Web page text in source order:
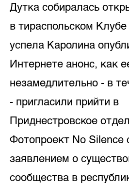
Дутка собиралась
в тираспольском
успела Каролина
Интернете анонс, как
незамедлительно - в
- пригласили прийти в
Приднестровское
Фотопроект No Silence
заявлением о
сообщества в